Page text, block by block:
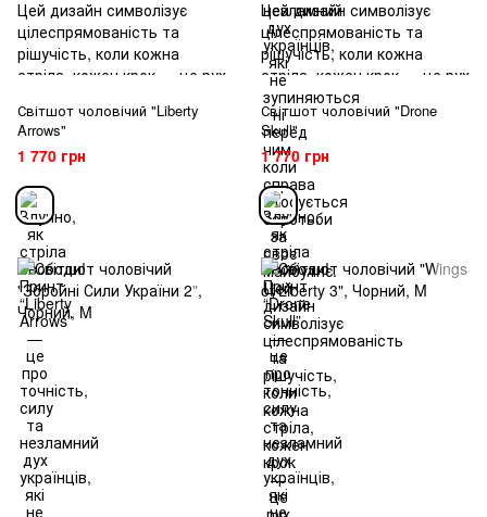
Світшот чоловічий "Liberty
Arrows"
1 770 грн
Світшот чоловічий "Drone
Skull"
1 770 грн